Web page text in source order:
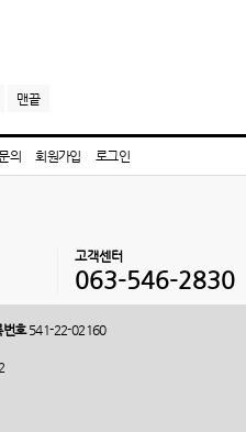
맨끝
의 회원가입 로그인
고객센터
063-546-2830
번호541-22-02160